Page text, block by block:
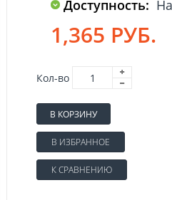
Доступность:
1,365 РУБ.
Кол-во
В КОРЗИНУ
В ИЗБРАННОЕ
К СРАВНЕНИЮ